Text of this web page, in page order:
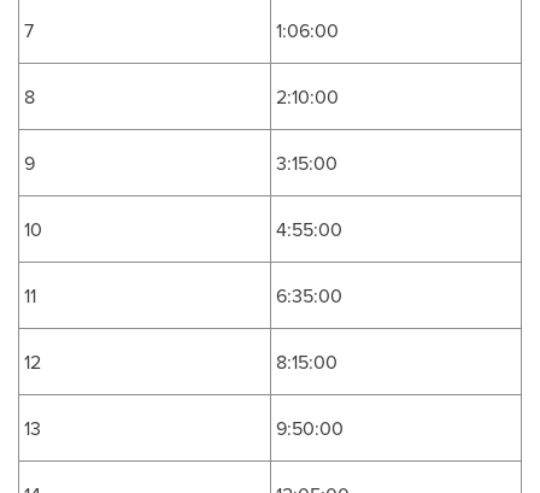
7 1:06:00
8 2:10:00
9 3:15:00
10 4:55:00
11 6:35:00
12 8:15:00
13 9:50:00